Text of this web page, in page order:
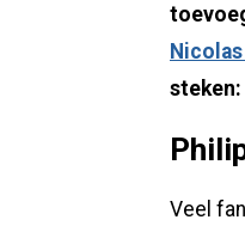
Veel